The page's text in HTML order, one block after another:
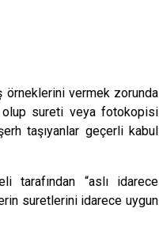
örneklerini vermek zorunda
olup sureti veya fotokopisi
taşıyanlar geçerli kabul
tarafından “aslı idarece
suretlerini idarece uygun